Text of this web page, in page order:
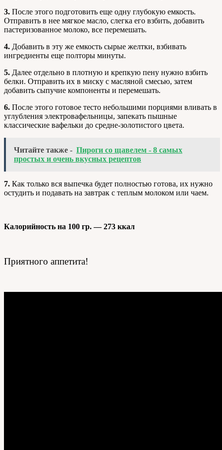
3. После этого подготовить еще одну глубокую емкость.
Отправить в нее мягкое масло, слегка его взбить, добавить
пастеризованное молоко, все перемешать.
4. Добавить в эту же емкость сырые желтки, взбивать
ингредиенты еще полторы минуты.
5. Далее отдельно в плотную и крепкую пену нужно взбить
белки. Отправить их в миску с масляной смесью, затем
добавить сыпучие компоненты и перемешать.
6. После этого готовое тесто небольшими порциями вливать в
углубления электровафельницы, запекать пышные
классические вафельки до средне-золотистого цвета.
Читайте также - Пироги со щавелем - 8 самых
простых и очень вкусных рецептов
7. Как только вся выпечка будет полностью готова, их нужно
остудить и подавать на завтрак с теплым молоком или чаем.
Калорийность на 100 гр. — 273 ккал
Приятного аппетита!